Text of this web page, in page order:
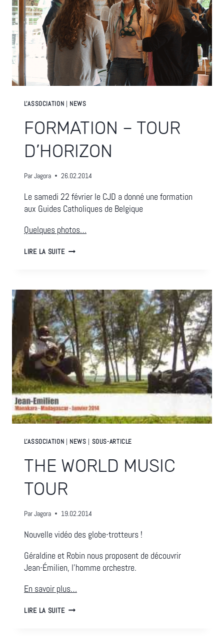
L'ASSOCIATION NEWS
FORMATION – TOUR
D’HORIZON
ParJagora 26.02.2014
Le samedi 22 février le CJD a donné une formation
aux Guides Catholiques de Belgique
Quelques photos…
LIRE LA SUITEFORMATION
L'ASSOCIATION NEWS SOUS-ARTICLE
THE WORLD MUSIC
TOUR
ParJagora 19.02.2014
Nouvelle vidéo des globe-trotteurs !
Géraldine et Robin nous proposent de découvrir
Jean-Émilien, l’homme orchestre.
En savoir plus…
LIRE LA SUITETHE